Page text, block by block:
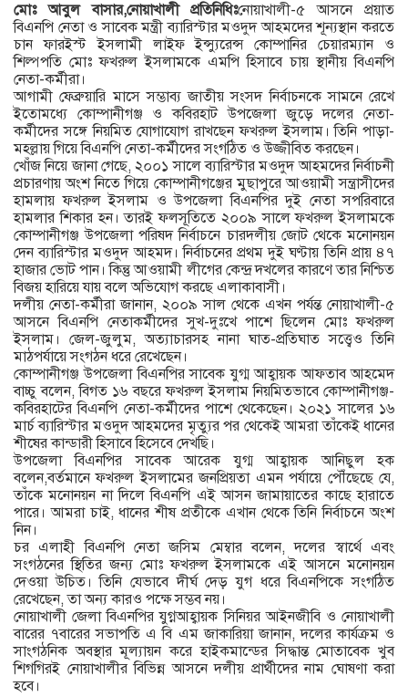
মোঃ আবুল বাসার,নোয়াখালী প্রতিনিধিঃনোয়াখালী-৫ আসনে প্রয়াত
বিএনপি নেতা ও সাবেক মন্ত্রী ব্যারিস্টার মওদুদ আহমদের শূন্যস্থান করতে
চান ফারইস্ট ইসলামী লাইফ ইন্স্যুরেন্স কোম্পানির চেয়ারম্যান ও
শিল্পপতি মোঃ ফখরুল ইসলামকে এমপি হিসাবে চায় স্থানীয় বিএনপি
নেতা-কর্মীরা।
আগামী ফেব্রুয়ারি মাসে সম্ভাব্য জাতীয় সংসদ নির্বাচনকে সামনে রেখে
ইতোমধ্যে কোম্পানীগঞ্জ ও কবিরহাট উপজেলা জুড়ে দলের নেতা-
কর্মীদের সঙ্গে নিয়মিত যোগাযোগ রাখছেন ফখরুল ইসলাম। তিনি পাড়া-
মহল্লায় গিয়ে বিএনপি নেতা-কর্মীদের সংগঠিত ও উজ্জীবিত করছেন।
খোঁজ নিয়ে জানা গেছে, ২০০১ সালে ব্যারিস্টার মওদুদ আহমদের নির্বাচনী
প্রচারণায় অংশ নিতে গিয়ে কোম্পানীগঞ্জের মুছাপুরে আওয়ামী সন্ত্রাসীদের
হামলায় ফখরুল ইসলাম ও উপজেলা বিএনপির দুই নেতা সপরিবারে
হামলার শিকার হন। তারই ফলসূতিতে ২০০৯ সালে ফখরুল ইসলামকে
কোম্পানীগঞ্জ উপজেলা পরিষদ নির্বাচনে চারদলীয় জোট থেকে মনোনয়ন
দেন ব্যারিস্টার মওদুদ আহমদ। নির্বাচনের প্রথম দুই ঘণ্টায় তিনি প্রায় ৪৭
হাজার ভোট পান। কিন্তু আওয়ামী লীগের কেন্দ্র দখলের কারণে তার নিশ্চিত
বিজয় হারিয়ে যায় বলে অভিযোগ করছে এলাকাবাসী।
দলীয় নেতা-কর্মীরা জানান, ২০০৯ সাল থেকে এখন পর্যন্ত নোয়াখালী-৫
আসনে বিএনপি নেতাকর্মীদের সুখ-দুঃখে পাশে ছিলেন মোঃ ফখরুল
ইসলাম। জেল-জুলুম, অত্যাচারসহ নানা ঘাত-প্রতিঘাত সত্ত্বেও তিনি
মাঠপর্যায়ে সংগঠন ধরে রেখেছেন।
কোম্পানীগঞ্জ উপজেলা বিএনপির সাবেক যুগ্ম আহ্বায়ক আফতাব আহমেদ
বাচ্চু বলেন, বিগত ১৬ বছরে ফখরুল ইসলাম নিয়মিতভাবে কোম্পানীগঞ্জ-
কবিরহাটের বিএনপি নেতা-কর্মীদের পাশে থেকেছেন। ২০২১ সালের ১৬
মার্চ ব্যারিস্টার মওদুদ আহমদের মৃত্যুর পর থেকেই আমরা তাঁকেই ধানের
শীষের কান্ডারী হিসাবে হিসেবে দেখছি।
উপজেলা বিএনপির সাবেক আরেক যুগ্ম আহ্বায়ক আনিছুল হক
বলেন,বর্তমানে ফখরুল ইসলামের জনপ্রিয়তা এমন পর্যায়ে পৌঁছেছে যে,
তাঁকে মনোনয়ন না দিলে বিএনপি এই আসন জামায়াতের কাছে হারাতে
পারে। আমরা চাই, ধানের শীষ প্রতীকে এখান থেকে তিনি নির্বাচনে অংশ
নিন।
চর এলাহী বিএনপি নেতা জসিম মেম্বার বলেন, দলের স্বার্থে এবং
সংগঠনের স্থিতির জন্য মোঃ ফখরুল ইসলামকে এই আসনে মনোনয়ন
দেওয়া উচিত। তিনি যেভাবে দীর্ঘ দেড় যুগ ধরে বিএনপিকে সংগঠিত
রেখেছেন, তা অন্য কারও পক্ষে সম্ভব নয়।
নোয়াখালী জেলা বিএনপির যুগ্নআহ্বায়ক সিনিয়র আইনজীবি ও নোয়াখালী
বারের ৭বারের সভাপতি এ বি এম জাকারিয়া জানান, দলের কার্যক্রম ও
সাংগঠনিক অবস্থার মূল্যায়ন করে হাইকমান্ডের সিদ্ধান্ত মোতাবেক খুব
শিগগিরই নোয়াখালীর বিভিন্ন আসনে দলীয় প্রার্থীদের নাম ঘোষণা করা
হবে।